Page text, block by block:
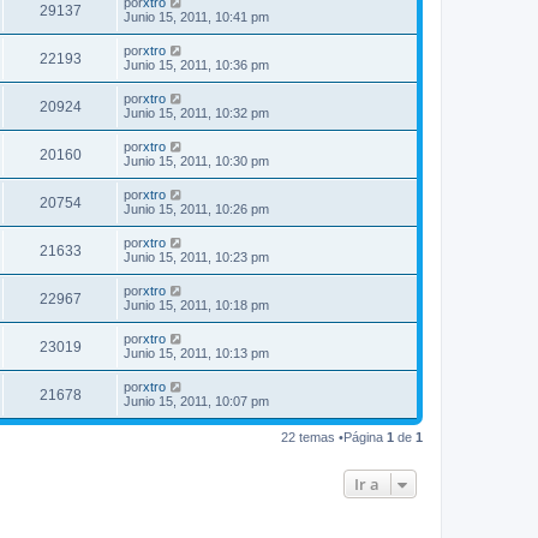
29137
Junio 15, 2011, 10:41 pm
22193 porxtro
Junio 15, 2011, 10:36 pm
20924 porxtro
Junio 15, 2011, 10:32 pm
20160 porxtro
Junio 15, 2011, 10:30 pm
20754 porxtro
Junio 15, 2011, 10:26 pm
21633 porxtro
Junio 15, 2011, 10:23 pm
22967 porxtro
Junio 15, 2011, 10:18 pm
23019 porxtro
Junio 15, 2011, 10:13 pm
21678 porxtro
Junio 15, 2011, 10:07 pm
22 temas •Página 1 de 1
Ir a